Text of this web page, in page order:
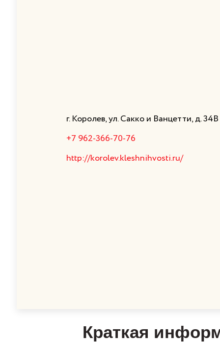
г. Королев, ул. Сакко и Ванцетти, д. 34В
+7 962-366-70-76
http://korolev.kleshnihvosti.ru/
Краткая